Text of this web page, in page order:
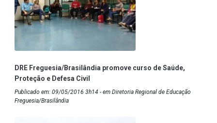
DRE Freguesia/Brasilândia promove curso de Saúde,
Proteção e Defesa Civil
Publicado em: 09/05/2016 3h14 - em Diretoria Regional de Educação
Freguesia/Brasilândia